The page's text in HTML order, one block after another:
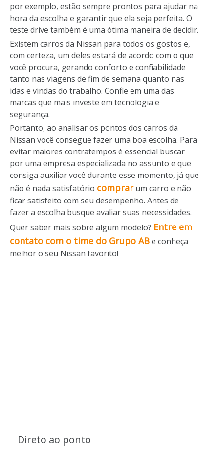
por exemplo, estão sempre prontos para ajudar na
hora da escolha e garantir que ela seja perfeita. O
teste drive também é uma ótima maneira de decidir.
Existem carros da Nissan para todos os gostos e,
com certeza, um deles estará de acordo com o que
você procura, gerando conforto e confiabilidade
tanto nas viagens de fim de semana quanto nas
idas e vindas do trabalho. Confie em uma das
marcas que mais investe em tecnologia e
segurança.
Portanto, ao analisar os pontos dos carros da
Nissan você consegue fazer uma boa escolha. Para
evitar maiores contratempos é essencial buscar
por uma empresa especializada no assunto e que
consiga auxiliar você durante esse momento, já que
não é nada satisfatório comprarum carro e não
ficar satisfeito com seu desempenho. Antes de
fazer a escolha busque avaliar suas necessidades.
Quer saber mais sobre algum modelo? Entre em
contato com o time do Grupo ABe conheça
melhor o seu Nissan favorito!
Direto ao ponto